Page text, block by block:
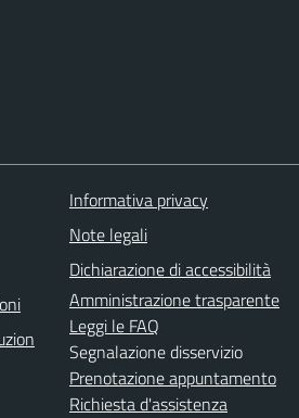
Informativa privacy
Note legali
Dichiarazione di accessibilità
Amministrazione trasparente
Leggi le FAQ
Segnalazione disservizio
Prenotazione appuntamento
Richiesta d'assistenza